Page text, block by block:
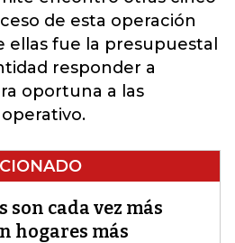
de esta operación
ellas fue la presupuestal
responder a
oportuna a las
son cada vez más
hogares más